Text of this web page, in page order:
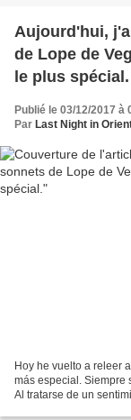
Aujourd'hui,
de Lope de
le plus spécial.
Publié le 03/12/2017 à
Par Last Night in
Hoy he vuelto a releer
más especial. Siempre
Al tratarse de un